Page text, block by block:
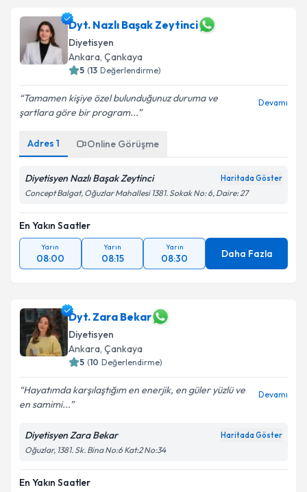
Dyt. Nazlı Başak Zeytinci
Diyetisyen
Ankara, Çankaya
5 (13 Değerlendirme)
Tamamen kişiye özel bulunduğunuz duruma ve
şartlara göre bir program...
Devamı
Adres 1 Online Görüşme
Diyetisyen Nazlı Başak Zeytinci Haritada Göster
Concept Balgat, Oğuzlar Mahallesi 1381. Sokak No: 6, Daire: 27
En Yakın Saatler
Yarın
08:00
Yarın
08:15
Yarın
08:30 Daha Fazla
Dyt. Zara Bekar
Diyetisyen
Ankara, Çankaya
5 (10 Değerlendirme)
Hayatımda karşılaştığım en enerjik, en güler yüzlü ve
en samimi...
Devamı
Diyetisyen Zara Bekar Haritada Göster
Oğuzlar, 1381. Sk. Bina No:6 Kat:2 No:34
En Yakın Saatler